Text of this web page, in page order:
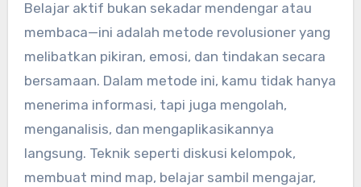
Belajar aktif bukan sekadar mendengar atau
membaca—ini adalah metode revolusioner yang
melibatkan pikiran, emosi, dan tindakan secara
bersamaan. Dalam metode ini, kamu tidak hanya
menerima informasi, tapi juga mengolah,
menganalisis, dan mengaplikasikannya
langsung. Teknik seperti diskusi kelompok,
membuat mind map, belajar sambil mengajar,